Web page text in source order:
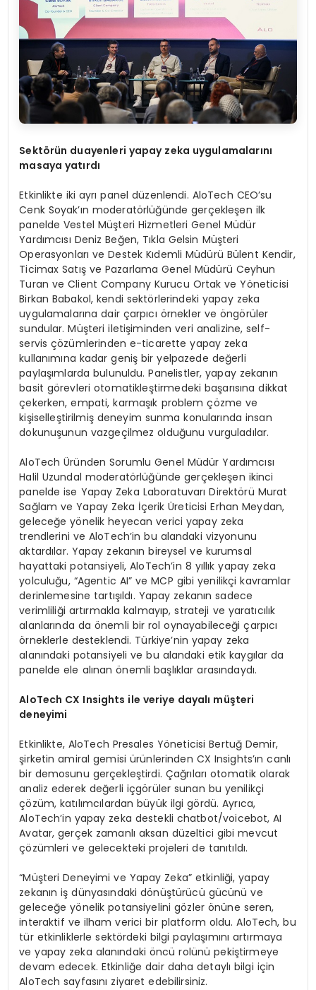
Sektörün duayenleri yapay zeka uygulamalarını
masaya yatırdı
Etkinlikte iki ayrı panel düzenlendi. AloTech CEO’su
Cenk Soyak’ın moderatörlüğünde gerçekleşen ilk
panelde Vestel Müşteri Hizmetleri Genel Müdür
Yardımcısı Deniz Beğen, Tıkla Gelsin Müşteri
Operasyonları ve Destek Kıdemli Müdürü Bülent Kendir,
Ticimax Satış ve Pazarlama Genel Müdürü Ceyhun
Turan ve Client Company Kurucu Ortak ve Yöneticisi
Birkan Babakol, kendi sektörlerindeki yapay zeka
uygulamalarına dair çarpıcı örnekler ve öngörüler
sundular. Müşteri iletişiminden veri analizine, self-
servis çözümlerinden e-ticarette yapay zeka
kullanımına kadar geniş bir yelpazede değerli
paylaşımlarda bulunuldu. Panelistler, yapay zekanın
basit görevleri otomatikleştirmedeki başarısına dikkat
çekerken, empati, karmaşık problem çözme ve
kişiselleştirilmiş deneyim sunma konularında insan
dokunuşunun vazgeçilmez olduğunu vurguladılar.
AloTech Üründen Sorumlu Genel Müdür Yardımcısı
Halil Uzundal moderatörlüğünde gerçekleşen ikinci
panelde ise Yapay Zeka Laboratuvarı Direktörü Murat
Sağlam ve Yapay Zeka İçerik Üreticisi Erhan Meydan,
geleceğe yönelik heyecan verici yapay zeka
trendlerini ve AloTech’in bu alandaki vizyonunu
aktardılar. Yapay zekanın bireysel ve kurumsal
hayattaki potansiyeli, AloTech’in 8 yıllık yapay zeka
yolculuğu, “Agentic AI” ve MCP gibi yenilikçi kavramlar
derinlemesine tartışıldı. Yapay zekanın sadece
verimliliği artırmakla kalmayıp, strateji ve yaratıcılık
alanlarında da önemli bir rol oynayabileceği çarpıcı
örneklerle desteklendi. Türkiye’nin yapay zeka
alanındaki potansiyeli ve bu alandaki etik kaygılar da
panelde ele alınan önemli başlıklar arasındaydı.
AloTech CX Insights ile veriye dayalı müşteri
deneyimi
Etkinlikte, AloTech Presales Yöneticisi Bertuğ Demir,
şirketin amiral gemisi ürünlerinden CX Insights’ın canlı
bir demosunu gerçekleştirdi. Çağrıları otomatik olarak
analiz ederek değerli içgörüler sunan bu yenilikçi
çözüm, katılımcılardan büyük ilgi gördü. Ayrıca,
AloTech’in yapay zeka destekli chatbot/voicebot, AI
Avatar, gerçek zamanlı aksan düzeltici gibi mevcut
çözümleri ve gelecekteki projeleri de tanıtıldı.
“Müşteri Deneyimi ve Yapay Zeka” etkinliği, yapay
zekanın iş dünyasındaki dönüştürücü gücünü ve
geleceğe yönelik potansiyelini gözler önüne seren,
interaktif ve ilham verici bir platform oldu. AloTech, bu
tür etkinliklerle sektördeki bilgi paylaşımını artırmaya
ve yapay zeka alanındaki öncü rolünü pekiştirmeye
devam edecek. Etkinliğe dair daha detaylı bilgi için
AloTech sayfasını ziyaret edebilirsiniz.